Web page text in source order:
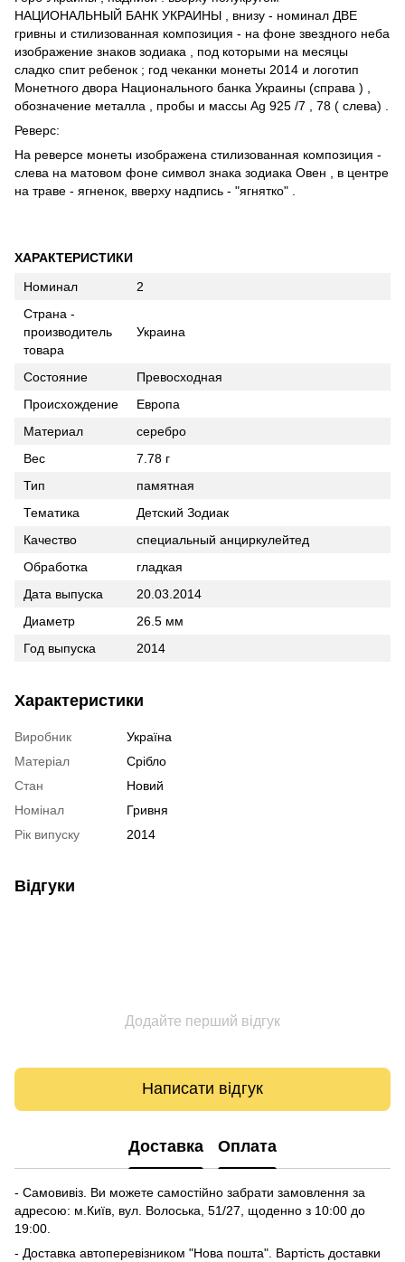
НАЦИОНАЛЬНЫЙ БАНК УКРАИНЫ , внизу - номинал ДВЕ
гривны и стилизованная композиция - на фоне звездного неба
изображение знаков зодиака , под которыми на месяцы
сладко спит ребенок ; год чеканки монеты 2014 и логотип
Монетного двора Национального банка Украины (справа ) ,
обозначение металла , пробы и массы Ag 925 /7 , 78 ( слева) .
Реверс:
На реверсе монеты изображена стилизованная композиция -
слева на матовом фоне символ знака зодиака Овен , в центре
на траве - ягненок, вверху надпись - "ягнятко" .
ХАРАКТЕРИСТИКИ
Номинал
2
Страна -
производитель
товара
Украина
Состояние
Превосходная
Происхождение
Европа
Материал
серебро
Вес
7.78 г
Тип
памятная
Тематика
Детский Зодиак
Качество
специальный анциркулейтед
Обработка
гладкая
Дата выпуска
20.03.2014
Диаметр
26.5 мм
Год выпуска
2014
Характеристики
Виробник
Україна
Матеріал
Срібло
Стан
Новий
Номінал
Гривня
Рік випуску
2014
Відгуки
Додайте перший відгук
Написати відгук
Доставка Оплата
- Самовивіз. Ви можете самостійно забрати замовлення за
адресою: м.Київ, вул. Волоська, 51/27, щоденно з 10:00 до
19:00.
- Доставка автоперевізником "Нова пошта". Вартість доставки